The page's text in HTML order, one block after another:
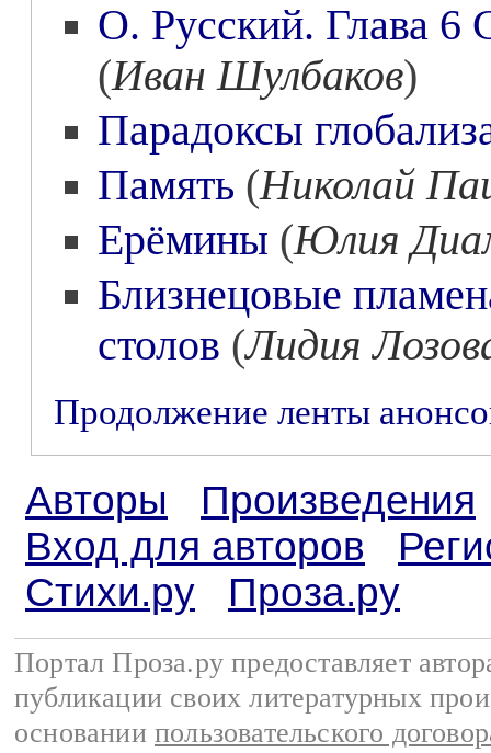
О. Русский. Глава 6
(Иван Шулбаков)
Парадоксы
Память (Николай
Ерёмины (Юлия
Близнецовые
столов (Лидия
Продолжение ленты
Авторы
Произведения
Вход для авторов
Стихи.ру
Проза.ру
Портал Проза.ру предоставляет
публикации своих литературных
основании пользовательского